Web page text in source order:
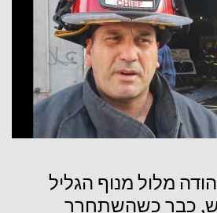
מלול מנוף הגליל
, כבר כשהשתחרר